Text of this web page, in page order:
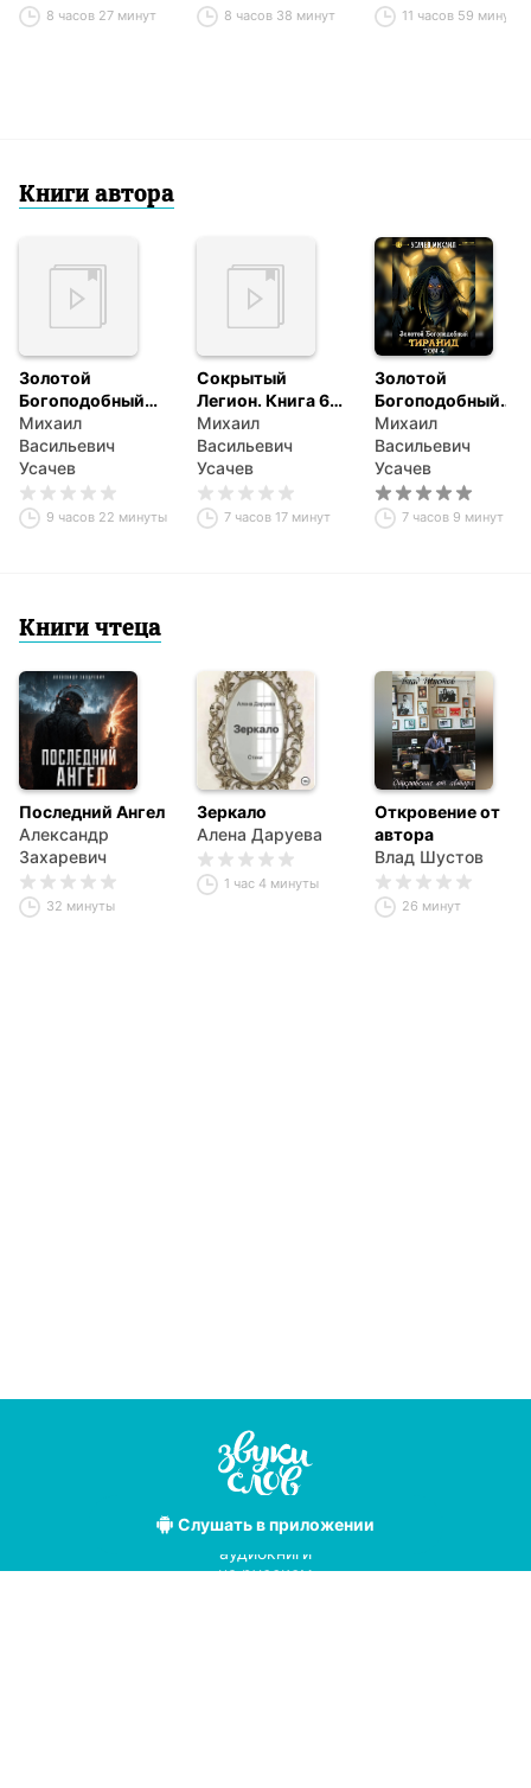
8 часов 27 минут 8 часов 38 минут 11 часов 59 минут
Книги автора
Золотой
Богоподобный
Тиранид (Том 2)
Михаил
Васильевич
Усачев
9 часов 22 минуты
Сокрытый
Легион. Книга 6
(финал)
Михаил
Васильевич
Усачев
7 часов 17 минут
Золотой
Богоподобный
Тиранид (Том 4)
Михаил
Васильевич
Усачев
7 часов 9 минут
Книги чтеца
Последний Ангел
Александр
Захаревич
32 минуты
Зеркало
Алена Даруева
1 час 4 минуты
Откровение от
автора
Влад Шустов
26 минут
Слушатьв приложении
Лучшие
аудиокниги
на русском